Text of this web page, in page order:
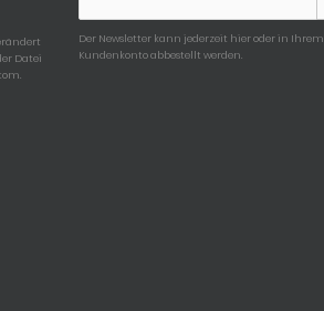
Datei
Der Newsletter kann jederzeit hier oder in Ihrem
Kundenkonto abbestellt werden.